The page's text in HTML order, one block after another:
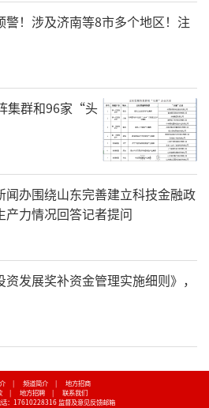
警！涉及济南等8市多个地区！注
集群和96家“头
闻办围绕山东完善建立科技金融政
产力情况回答记者提问
发展奖补资金管理实施细则》，
| 频道简介 |
地方招商
| 地方招聘 |
联系我们
话：17610228316 监督及意见反馈邮箱